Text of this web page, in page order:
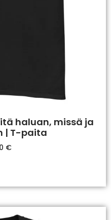
haluan, missä ja
| T-paita
€